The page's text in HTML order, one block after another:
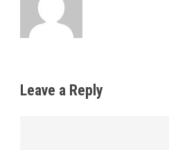
Leave a Reply